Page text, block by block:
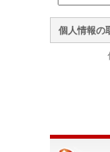
個人情報の